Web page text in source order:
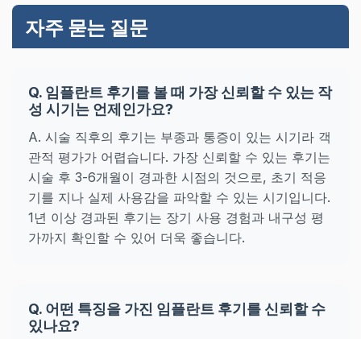
자주 묻는 질문
Q. 임플란트 후기를 볼 때 가장 신뢰할 수 있는 작
성 시기는 언제인가요?
A. 시술 직후의 후기는 부종과 통증이 있는 시기라 객
관적 평가가 어렵습니다. 가장 신뢰할 수 있는 후기는
시술 후 3-6개월이 경과한 시점의 것으로, 초기 적응
기를 지나 실제 사용감을 파악할 수 있는 시기입니다.
1년 이상 경과된 후기는 장기 사용 경험과 내구성 평
가까지 확인할 수 있어 더욱 좋습니다.
Q. 어떤 특징을 가진 임플란트 후기를 신뢰할 수
있나요?